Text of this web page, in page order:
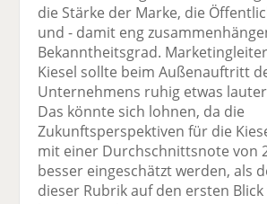
die Stärke der Marke, die
und - damit eng
Bekanntheitsgrad.
Kiesel sollte beim Außenauftritt
Unternehmens ruhig etwas
Das könnte sich lohnen, da die
Zukunftsperspektiven für die
mit einer Durchschnittsnote von
besser eingeschätzt werden, als
dieser Rubrik auf den ersten